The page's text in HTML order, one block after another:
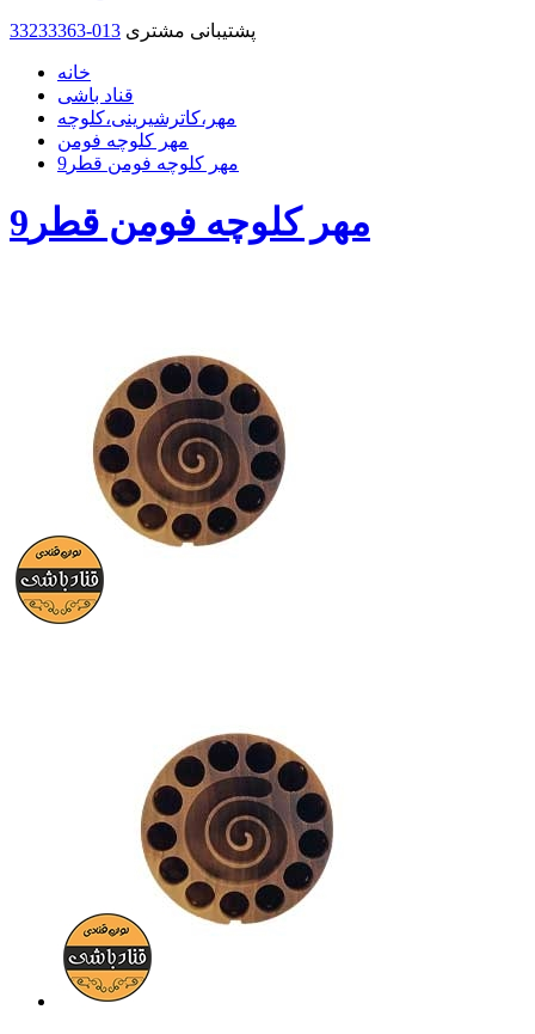
33233363-013 پشتیبانی مشتری
خانه
قناد باشی
مهر،کاترشیرینی،کلوچه
مهر کلوچه فومن
مهر کلوچه فومن قطر9
مهر کلوچه فومن قطر9